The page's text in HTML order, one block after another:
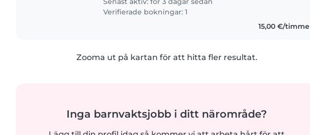
Verifierade bokningar: 1
15,00 €/timme
Zooma ut på kartan för att hitta fler resultat.
Inga barnvaktsjobb i ditt närområde?